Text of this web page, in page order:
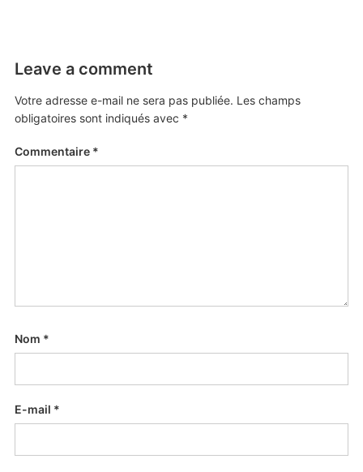
Leave a comment
Votre adresse e-mail ne sera pas publiée. Les champs
obligatoires sont indiqués avec *
Commentaire *
Nom *
E-mail *